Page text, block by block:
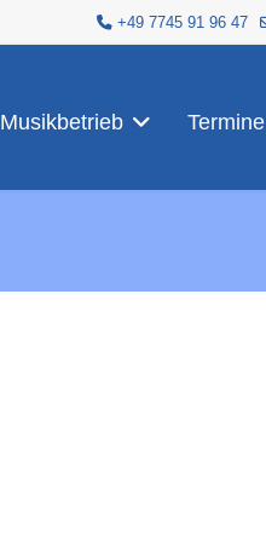
+49 7745 91 96 47
Musikbetrieb Termine